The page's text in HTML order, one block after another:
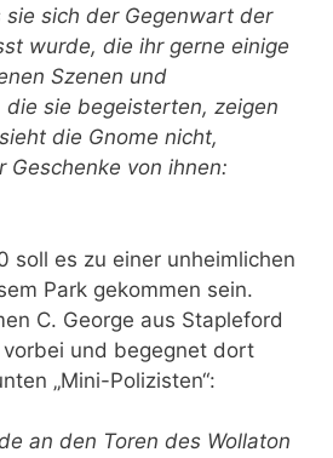
sie sich der Gegenwart der
wurde, die ihr gerne einige
Szenen und
die sie begeisterten, zeigen
die Gnome nicht,
Geschenke von ihnen:
soll es zu einer unheimlichen
Park gekommen sein.
C. George aus Stapleford
und begegnet dort
„Mini-Polizisten“:
an den Toren des Wollaton